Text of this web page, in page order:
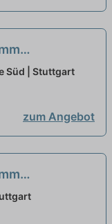
Süd | Stuttgart
zum Angebot